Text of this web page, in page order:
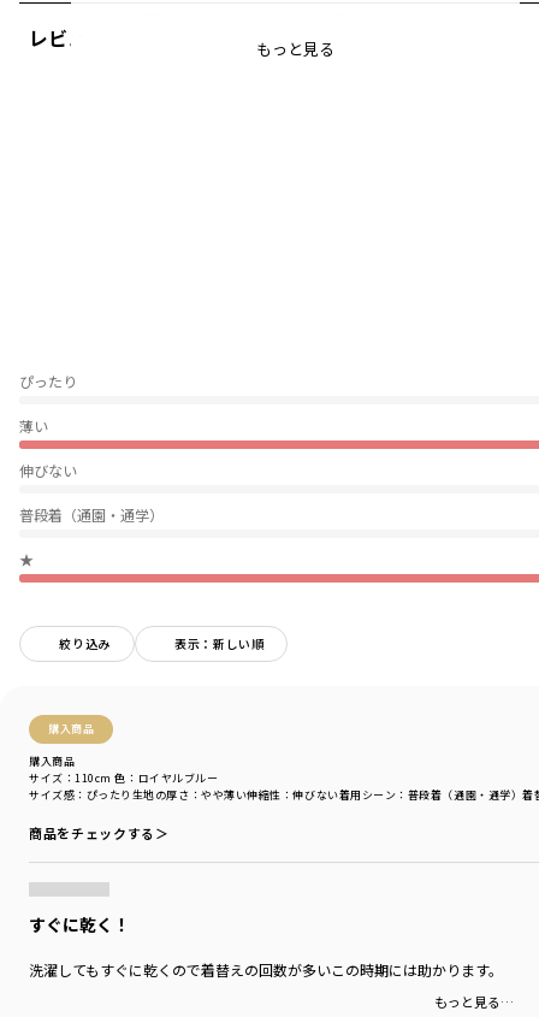
レビュー
ぴったり
薄い
伸びない
普段着（通園・通学）
★
絞り込み 表示：新しい順
購入商品
購入商品
サイズ感 ：ぴったり 生地の厚さ ：やや薄い伸縮性 ：伸びない着用シーン ：普段着（通園・通学）着
サイズ：110cm 色：ロイヤルブルー
商品をチェックする＞
すぐに乾く！
洗濯してもすぐに乾くので着替えの回数が多いこの時期には助かります。
もっと見る…
着用イメージ/カラー：ロイヤルブルー
シーズン
カテゴリ
性別タイプ
／BOY
もっと見る